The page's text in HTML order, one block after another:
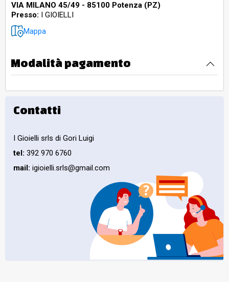
VIA MILANO 45/49 - 85100 Potenza (PZ)
Presso: I GIOIELLI
Mappa
Modalità pagamento
Contatti
I Gioielli srls di Gori Luigi
tel: 392 970 6760
mail: igioielli.srls@gmail.com